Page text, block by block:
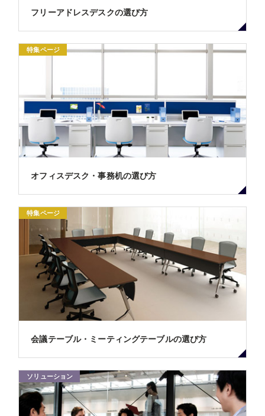
フリーアドレスデスクの選び方
特集ページ
オフィスデスク・事務机の選び方
特集ページ
会議テーブル・ミーティングテーブルの選び方
ソリューション